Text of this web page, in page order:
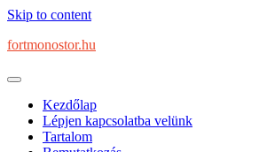
Skip to content
fortmonostor.hu
Kezdőlap
Lépjen kapcsolatba velünk
Tartalom